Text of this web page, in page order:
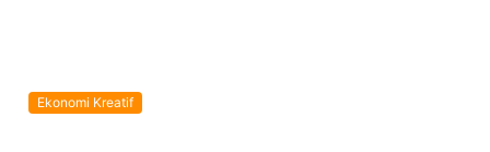
Ekonomi Kreatif